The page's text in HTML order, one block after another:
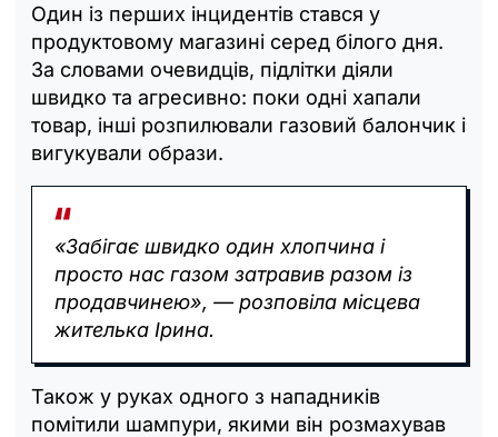
Один із перших інцидентів стався у
продуктовому магазині серед білого дня.
За словами очевидців, підлітки діяли
швидко та агресивно: поки одні хапали
товар, інші розпилювали газовий балончик і
вигукували образи.
«Забігає швидко один хлопчина і
просто нас газом затравив разом із
продавчинею», — розповіла місцева
жителька Ірина.
Також у руках одного з нападників
помітили шампури, якими він розмахував